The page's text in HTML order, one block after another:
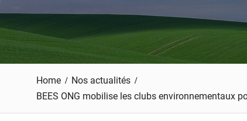
Home
Nos actualités
BEES ONG mobilise les clubs environnementaux